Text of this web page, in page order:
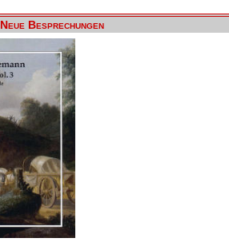
Neue Besprechungen